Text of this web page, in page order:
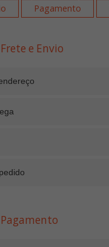
Pagamento
e Envio